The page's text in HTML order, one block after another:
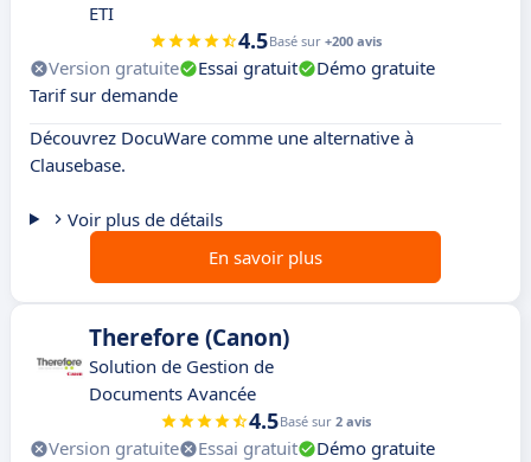
ETI
4.5Basé sur +200 avis
Version gratuite Essai gratuit
Démo gratuite
Tarif sur demande
Découvrez DocuWare comme une alternative à
Clausebase.
Voir plus de détails
En savoir plus
Therefore (Canon)
Solution de Gestion de
Documents Avancée
4.5Basé sur 2 avis
Version gratuite Essai gratuit
Démo gratuite